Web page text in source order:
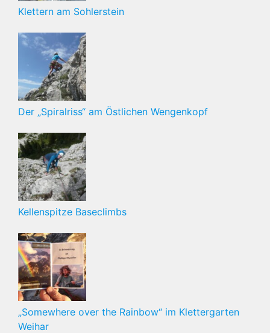
Klettern am Sohlerstein
Der „Spiralriss“ am Östlichen Wengenkopf
Kellenspitze Baseclimbs
„Somewhere over the Rainbow“ im Klettergarten
Weihar